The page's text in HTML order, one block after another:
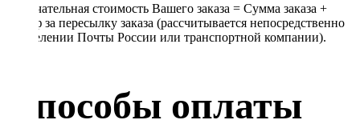
Окончательная стоимость Вашего заказа = Сумма заказа +
Тариф за пересылку заказа (рассчитывается непосредственно
в отделении Почты России или транспортной компании).
Способы оплаты